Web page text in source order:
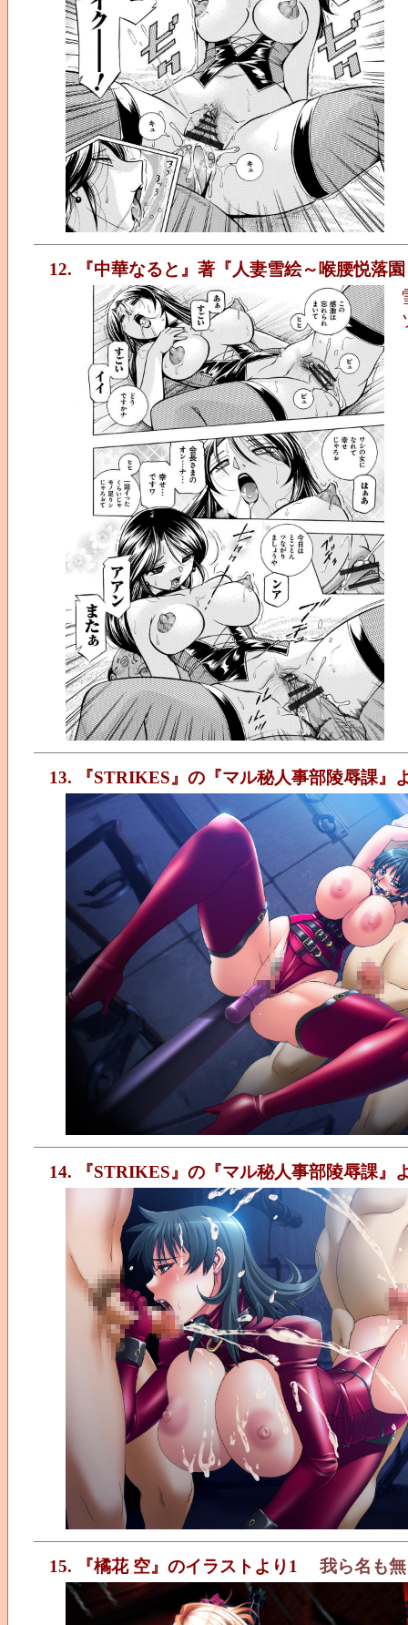
12. 『中華なると』著『人妻雪絵～喉腰悦落
13. 『STRIKES』の『マル秘人事部陵辱課』
14. 『STRIKES』の『マル秘人事部陵辱課』
15. 『橘花 空』のイラストより1 我ら名も